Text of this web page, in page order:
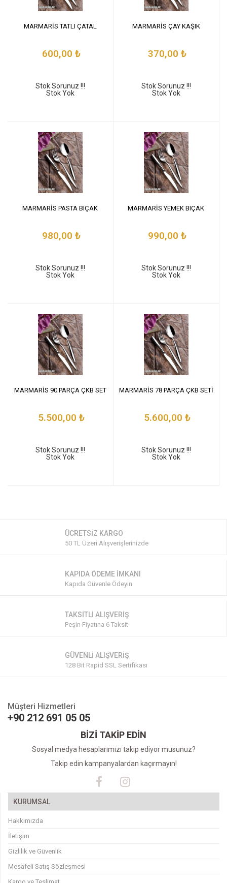
MARMARİS TATLI ÇATAL
600,00 ₺
Stok Sorunuz !!!
Stok Yok
MARMARİS ÇAY KAŞIK
370,00 ₺
Stok Sorunuz !!!
Stok Yok
MARMARİS PASTA BIÇAK
980,00 ₺
Stok Sorunuz !!!
Stok Yok
MARMARİS YEMEK BIÇAK
990,00 ₺
Stok Sorunuz !!!
Stok Yok
MARMARİS 90 PARÇA ÇKB SET
5.500,00 ₺
Stok Sorunuz !!!
Stok Yok
MARMARİS 78 PARÇA ÇKB SETİ
5.600,00 ₺
Stok Sorunuz !!!
Stok Yok
ÜCRETSİZ KARGO
50 TL Üzeri Alışverişlerinizde
KAPIDA ÖDEME İMKANI
Kapıda Güvenle Ödeyin
TAKSİTLİ ALIŞVERİŞ
Peşin Fiyatına 6 Taksit
GÜVENLİ ALIŞVERİŞ
128 Bit Rapid SSL Sertifikası
Müşteri Hizmetleri
+90 212 691 05 05
BİZİ TAKİP EDİN
Sosyal medya hesaplarımızı takip ediyor musunuz?
Takip edin kampanyalardan kaçırmayın!
KURUMSAL
Hakkımızda
İletişim
Gizlilik ve Güvenlik
Mesafeli Satış Sözleşmesi